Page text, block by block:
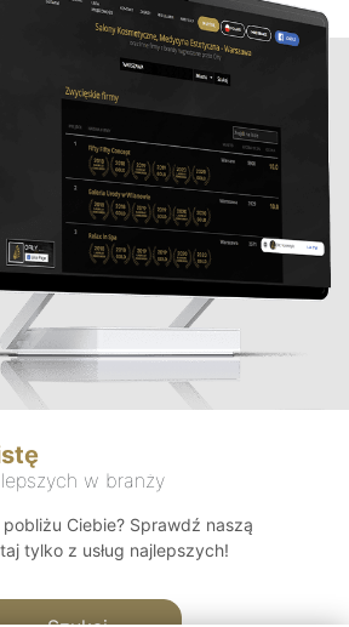
w branży
Ciebie? Sprawdź naszą
tylko z usług najlepszych!